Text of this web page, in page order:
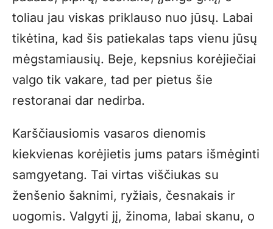
toliau jau viskas priklauso nuo jūsų. Labai
tikėtina, kad šis patiekalas taps vienu jūsų
mėgstamiausių. Beje, kepsnius korėjiečiai
valgo tik vakare, tad per pietus šie
restoranai dar nedirba.
Karščiausiomis vasaros dienomis
kiekvienas korėjietis jums patars išmėginti
samgyetang. Tai virtas viščiukas su
ženšenio šaknimi, ryžiais, česnakais ir
uogomis. Valgyti jį, žinoma, labai skanu, o